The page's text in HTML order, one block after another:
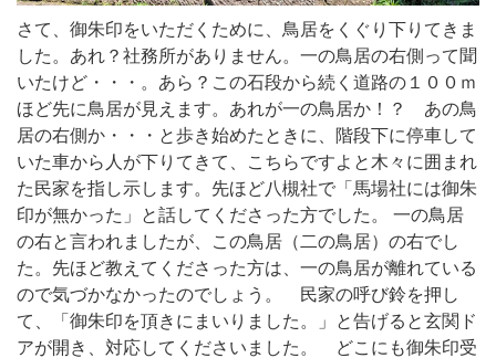
さて、御朱印をいただくために、鳥居をくぐり下りてきま
した。あれ？社務所がありません。一の鳥居の右側って聞
いたけど・・・。あら？この石段から続く道路の１００ｍ
ほど先に鳥居が見えます。あれが一の鳥居か！？ あの鳥
居の右側か・・・と歩き始めたときに、階段下に停車して
いた車から人が下りてきて、こちらですよと木々に囲まれ
た民家を指し示します。先ほど八槻社で「馬場社には御朱
印が無かった」と話してくださった方でした。 一の鳥居
の右と言われましたが、この鳥居（二の鳥居）の右でし
た。先ほど教えてくださった方は、一の鳥居が離れている
ので気づかなかったのでしょう。 民家の呼び鈴を押し
て、「御朱印を頂きにまいりました。」と告げると玄関ド
アが開き、対応してくださいました。 どこにも御朱印受